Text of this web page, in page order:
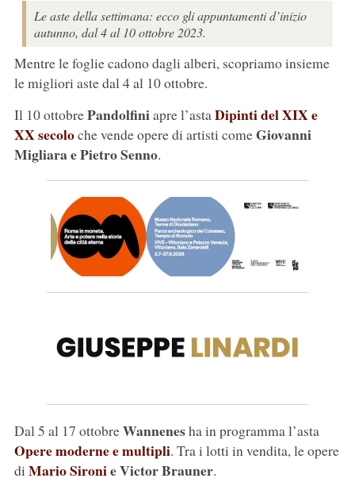
Le aste della settimana: ecco gli appuntamenti d’inizio
autunno, dal 4 al 10 ottobre 2023.
Mentre le foglie cadono dagli alberi, scopriamo insieme
le migliori aste dal 4 al 10 ottobre.
Il 10 ottobrePandolfiniapre l’astaDipinti del XIX e
XX secoloche vende opere di artisti comeGiovanni
Migliara e Pietro Senno.
Dal 5 al 17 ottobreWannenesha in programma l’asta
Opere moderne e multipli. Tra i lotti in vendita, le opere
di Mario Sironie Victor Brauner.